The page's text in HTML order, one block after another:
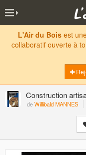
L'Air du Boisest
collaboratif ouverte à
Construction
deWillibald MANNES